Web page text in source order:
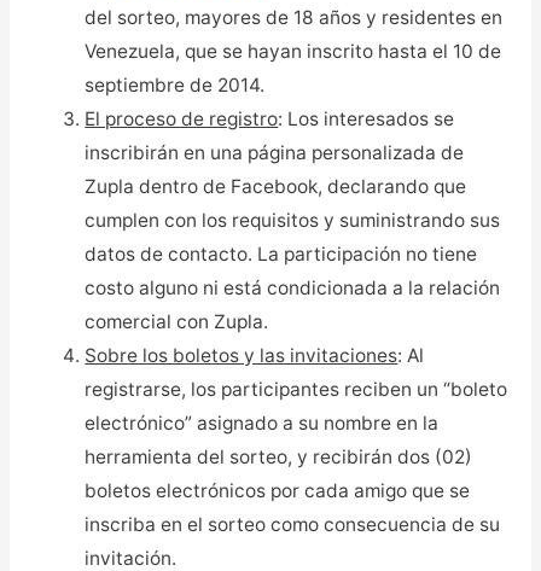
del sorteo, mayores de 18 años y residentes en
Venezuela, que se hayan inscrito hasta el 10 de
septiembre de 2014.
El proceso de registro: Los interesados se
inscribirán en una página personalizada de
Zupla dentro de Facebook, declarando que
cumplen con los requisitos y suministrando sus
datos de contacto. La participación no tiene
costo alguno ni está condicionada a la relación
comercial con Zupla.
Sobre los boletos y las invitaciones: Al
registrarse, los participantes reciben un “boleto
electrónico” asignado a su nombre en la
herramienta del sorteo, y recibirán dos (02)
boletos electrónicos por cada amigo que se
inscriba en el sorteo como consecuencia de su
invitación.